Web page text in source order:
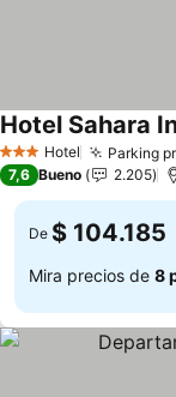
3 Estrellas
Hotel Parking
Hotel Sahara
7,6 Bueno 2.205
De $ 104.185
Mira precios de 8